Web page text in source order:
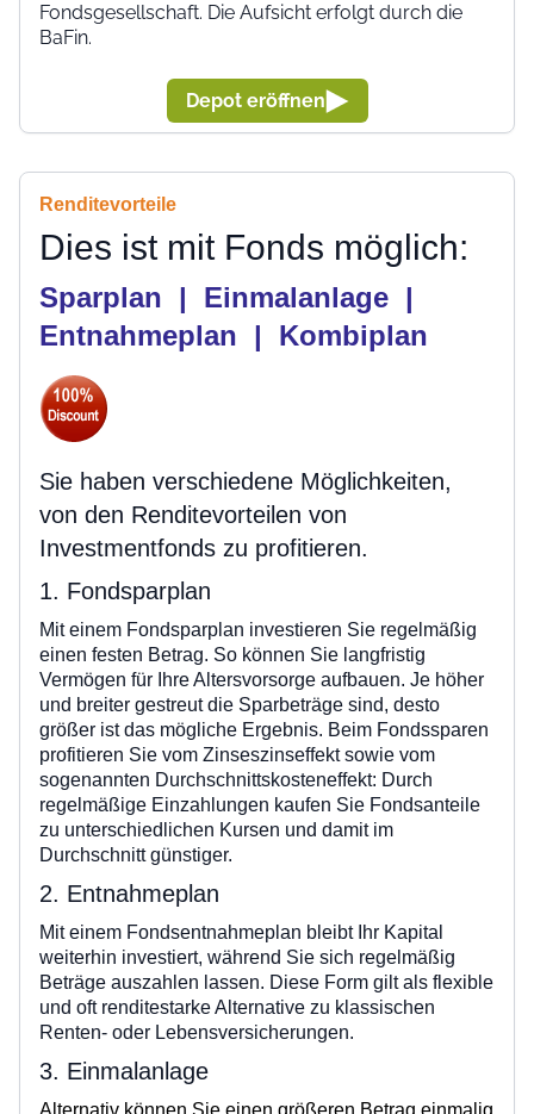
Fondsgesellschaft. Die Aufsicht erfolgt durch die
BaFin.
Depot eröffnen
Renditevorteile
Dies ist mit Fonds möglich:
Sparplan |
Einmalanlage |
Entnahmeplan | Kombiplan
Sie haben verschiedene Möglichkeiten,
von den Renditevorteilen von
Investmentfonds zu profitieren.
1. Fondsparplan
Mit einem Fondsparplan investieren Sie regelmäßig
einen festen Betrag. So können Sie langfristig
Vermögen für Ihre Altersvorsorge aufbauen. Je höher
und breiter gestreut die Sparbeträge sind, desto
größer ist das mögliche Ergebnis. Beim Fondssparen
profitieren Sie vom Zinseszinseffekt sowie vom
sogenannten Durchschnittskosteneffekt: Durch
regelmäßige Einzahlungen kaufen Sie Fondsanteile
zu unterschiedlichen Kursen und damit im
Durchschnitt günstiger.
2. Entnahmeplan
Mit einem Fondsentnahmeplan bleibt Ihr Kapital
weiterhin investiert, während Sie sich regelmäßig
Beträge auszahlen lassen. Diese Form gilt als flexible
und oft renditestarke Alternative zu klassischen
Renten- oder Lebensversicherungen.
3. Einmalanlage
Alternativ können Sie einen größeren Betrag einmalig